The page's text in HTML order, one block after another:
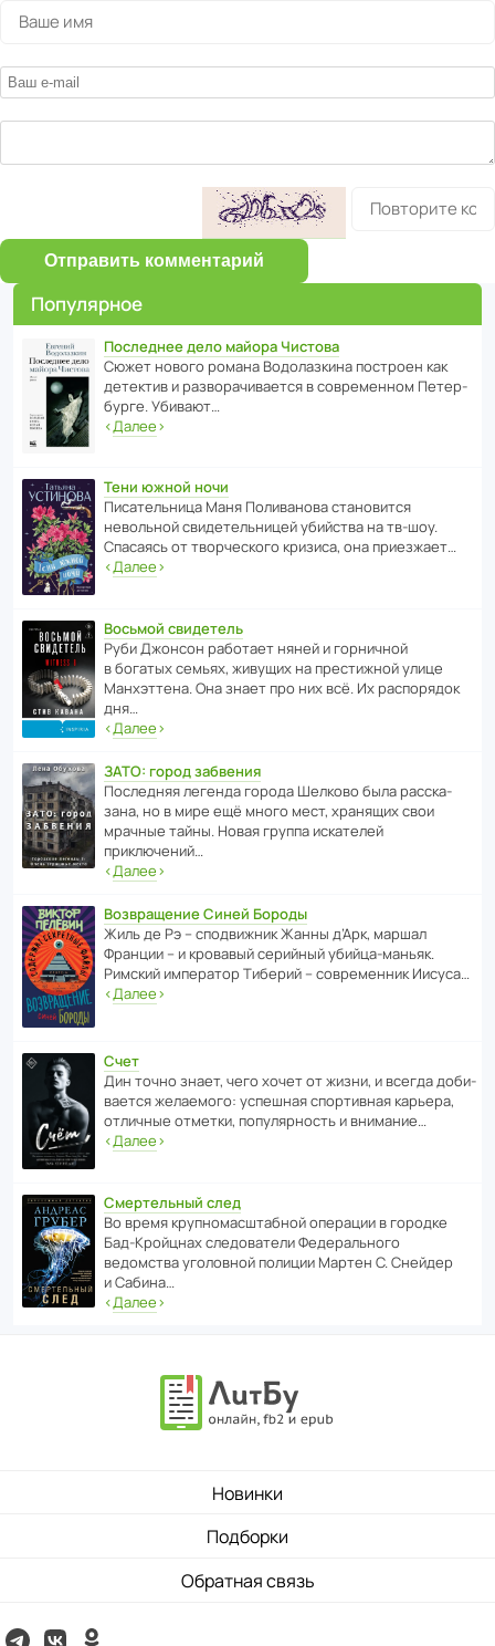
Отправить комментарий
Популярное
Последнее дело майора Чистова
Сюжет нового романа Водо­ла­з­кина пост­роен как
дете­ктив и разво­ра­чи­ва­ется в совре­менном Пете­р­
бурге. Убивают…
‹Далее›
Тени южной ночи
Писа­тель­ница Маня Поли­ва­нова стано­вится
невольной свиде­тель­ницей убийства на тв-шоу.
Спасаясь от твор­че­с­кого кризиса, она приезжает…
‹Далее›
Восьмой свидетель
Руби Джонсон рабо­тает няней и горни­чной
в богатых семьях, живущих на прес­ти­жной улице
Манх­эт­тена. Она знает про них всё. Их распо­рядок
дня…
‹Далее›
ЗАТО: город забвения
После­дняя легенда города Шелково была расска­
зана, но в мире ещё много мест, хранящих свои
мрачные тайны. Новая группа иска­телей
приключений…
‹Далее›
Возвращение Синей Бороды
Жиль де Рэ – спод­ви­жник Жанны д’Арк, маршал
Франции – и кровавый серийный убийца-маньяк.
Римский импе­ратор Тиберий – совре­менник Иисуса…
‹Далее›
Счет
Дин точно знает, чего хочет от жизни, и всегда доби­
ва­ется жела­е­мого: успе­шная спор­ти­вная карьера,
отли­чные отметки, попу­ля­р­ность и внимание…
‹Далее›
Смертельный след
Во время круп­но­мас­ш­та­бной операции в городке
Бад‑Крой­цнах следо­ва­тели Феде­раль­ного
ведомства уголо­вной полиции Мартен С. Снейдер
и Сабина…
‹Далее›
Новинки
Подборки
Обратная связь